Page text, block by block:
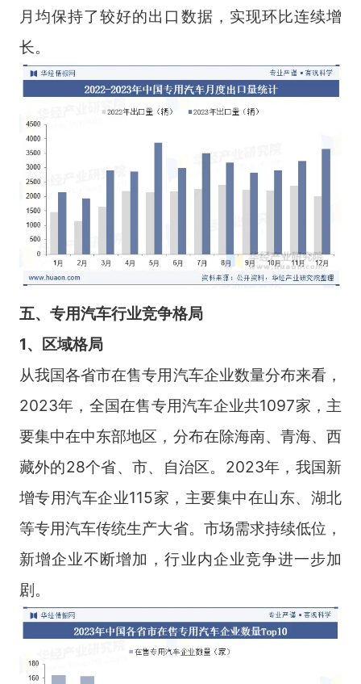
月均保持了较好的出口数据，实现环比连续增
长。
五、 专用汽车行业竞争格局
1、区域格局
从我国各省市在售专用汽车企业数量分布来看，
2023年，全国在售专用汽车企业共1097家，主
要集中在中东部地区，分布在除海南、青海、西
藏外的28个省、市、自治区。2023年，我国新
增专用汽车企业115家，主要集中在山东、湖北
等专用汽车传统生产大省。市场需求持续低位，
新增企业不断增加，行业内企业竞争进一步加
剧。